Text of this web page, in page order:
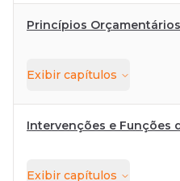
Princípios Orçamentários
Exibir capítulos
Intervenções e Funções
Exibir capítulos